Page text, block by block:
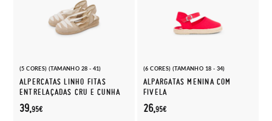
(5 CORES) (TAMANHO 28 - 41)
ALPERCATAS LINHO FITAS
ENTRELAÇADAS CRU E CUNHA
39,95€
(6 CORES) (TAMANHO 18 - 34)
ALPARGATAS MENINA COM
FIVELA
26,95€